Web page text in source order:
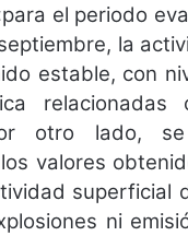
el periodo
la
estable, con
relacionadas
otro lado,
valores
superficial
ni